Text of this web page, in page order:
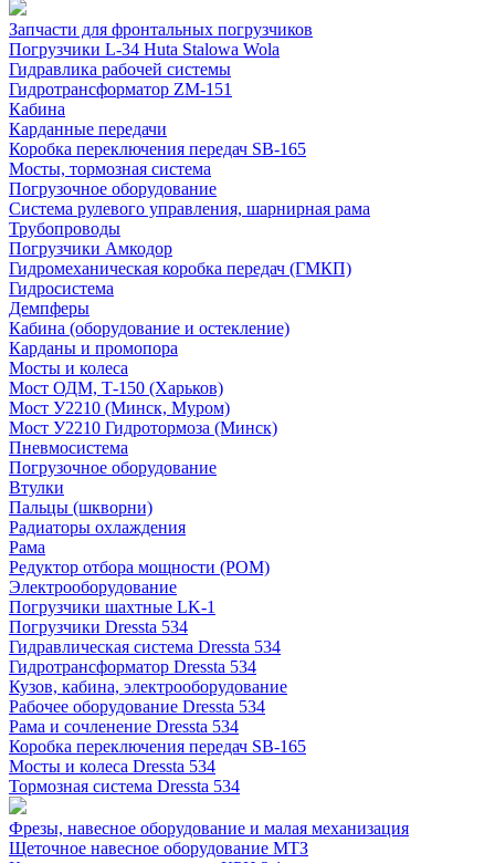
Запчасти для фронтальных погрузчиков
Погрузчики L-34 Huta Stalowa Wola
Гидравлика рабочей системы
Гидротрансформатор ZM-151
Кабина
Карданные передачи
Коробка переключения передач SB-165
Мосты, тормозная система
Погрузочное оборудование
Система рулевого управления, шарнирная рама
Трубопроводы
Погрузчики Амкодор
Гидромеханическая коробка передач (ГМКП)
Гидросистема
Демпферы
Кабина (оборудование и остекление)
Карданы и промопора
Мосты и колеса
Мост ОДМ, Т-150 (Харьков)
Мост У2210 (Минск, Муром)
Мост У2210 Гидротормоза (Минск)
Пневмосистема
Погрузочное оборудование
Втулки
Пальцы (шкворни)
Радиаторы охлаждения
Рама
Редуктор отбора мощности (РОМ)
Электрооборудование
Погрузчики шахтные LK-1
Погрузчики Dressta 534
Гидравлическая система Dressta 534
Гидротрансформатор Dressta 534
Кузов, кабина, электрооборудование
Рабочее оборудование Dressta 534
Рама и сочленение Dressta 534
Коробка переключения передач SB-165
Мосты и колеса Dressta 534
Тормозная система Dressta 534
Фрезы, навесное оборудование и малая механизация
Щеточное навесное оборудование МТЗ